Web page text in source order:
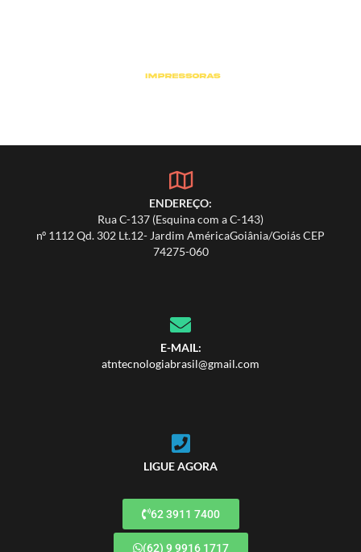
ENDEREÇO:
Rua C-137 (Esquina com a C-143)
nº 1112 Qd. 302 Lt.12- Jardim AméricaGoiânia/Goiás CEP
74275-060
E-MAIL:
atntecnologiabrasil@gmail.com
LIGUE AGORA
62 3911 7400
(62) 9 9916 1717